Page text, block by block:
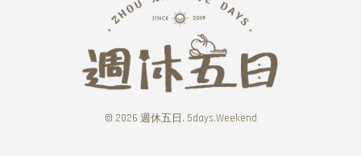
© 2026 週休五日. 5days.Weekend